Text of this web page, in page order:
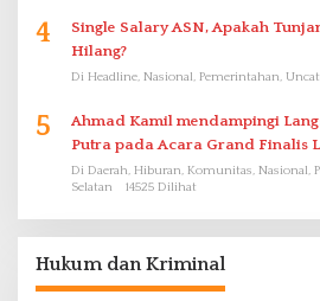
4
Single Salary ASN, Apakah
Hilang?
Di Headline, Nasional, Pemerintahan,
5
Ahmad Kamil mendampingi Langsung Dike Mandala
Putra pada Acara Grand Finalis
Proklamasi Mirip Bung Karno di
Di Daerah, Hiburan, Komunitas, Nasional,
Selatan
14525 Dilihat
Hukum dan Kriminal